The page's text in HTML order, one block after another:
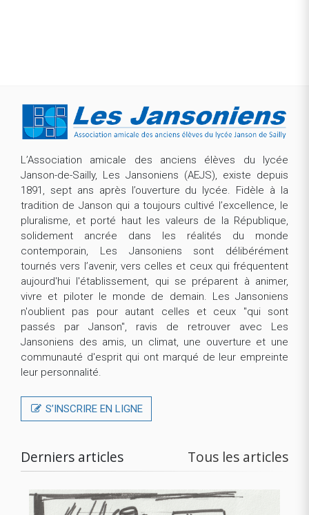
L’Association amicale des anciens élèves du lycée
Janson-de-Sailly, Les Jansoniens (AEJS), existe depuis
1891, sept ans après l’ouverture du lycée. Fidèle à la
tradition de Janson qui a toujours cultivé l’excellence, le
pluralisme, et porté haut les valeurs de la République,
solidement ancrée dans les réalités du monde
contemporain, Les Jansoniens sont délibérément
tournés vers l’avenir, vers celles et ceux qui fréquentent
aujourd'hui l'établissement, qui se préparent à animer,
vivre et piloter le monde de demain. Les Jansoniens
n'oublient pas pour autant celles et ceux "qui sont
passés par Janson", ravis de retrouver avec Les
Jansoniens des amis, un climat, une ouverture et une
communauté d'esprit qui ont marqué de leur empreinte
leur personnalité.
S’INSCRIRE EN LIGNE
Derniers articles Tous les articles